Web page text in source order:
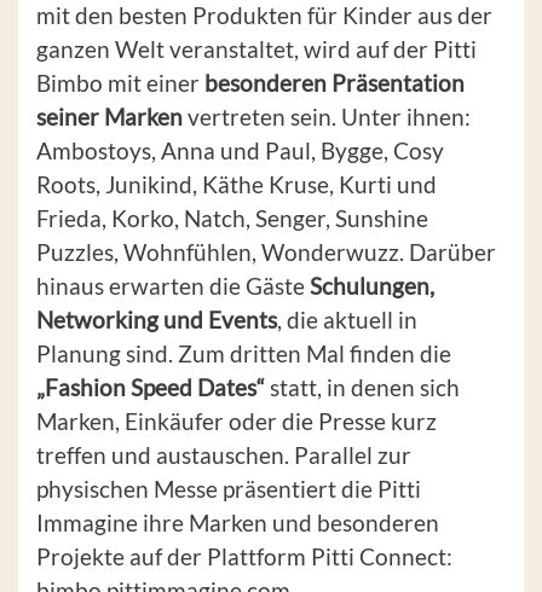
mit den besten Produkten für Kinder aus der
ganzen Welt veranstaltet, wird auf der Pitti
Bimbo mit einer besonderen Präsentation
seiner Markenvertreten sein. Unter ihnen:
Ambostoys, Anna und Paul, Bygge, Cosy
Roots, Junikind, Käthe Kruse, Kurti und
Frieda, Korko, Natch, Senger, Sunshine
Puzzles, Wohnfühlen, Wonderwuzz. Darüber
hinaus erwarten die GästeSchulungen,
Networking und Events, die aktuell in
Planung sind. Zum dritten Mal finden die
„Fashion Speed Dates“statt, in denen sich
Marken, Einkäufer oder die Presse kurz
treffen und austauschen. Parallel zur
physischen Messe präsentiert die Pitti
Immagine ihre Marken und besonderen
Projekte auf der Plattform Pitti Connect: